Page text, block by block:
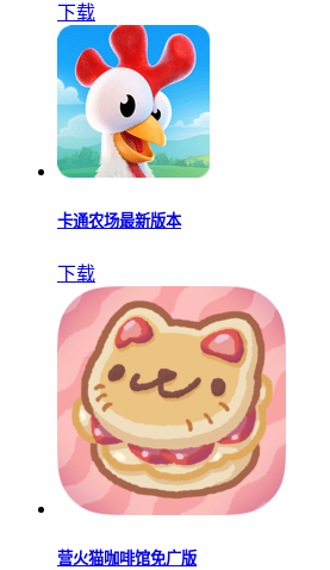
下载
卡通农场最新版本
下载
营火猫咖啡馆免广版